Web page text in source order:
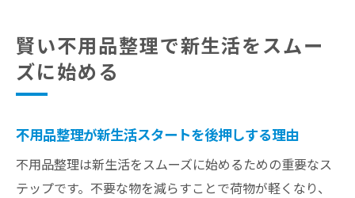
賢い不用品整理で新生活をスムー
ズに始める
不用品整理が新生活スタートを後押しする理由
不用品整理は新生活をスムーズに始めるための重要なス
テップです。不要な物を減らすことで荷物が軽くなり、